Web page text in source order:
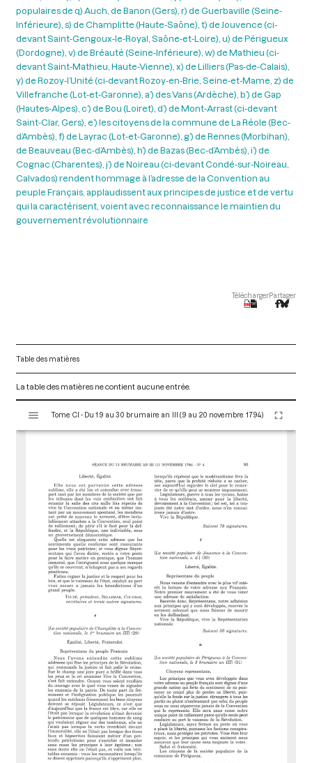
populaires de q) Auch, de Banon (Gers), r) de Guerbaville (Seine-
Inférieure), s) de Champlitte (Haute-Saône), t) de Jouvence (ci-
devant Saint-Gengoux-le-Royal, Saône-et-Loire), u) de Périgueux
(Dordogne), v) de Bréauté (Seine-Inférieure), w) de Mathieu (ci-
devant Saint-Mathieu, Haute-Vienne), x) de Lilliers (Pas-de-Calais),
y) de Rozoy-l’Unité (ci-devant Rozoy-en-Brie, Seine-et-Mame, z) de
Villefranche (Lot-et-Garonne), a’) des Vans (Ardèche), b’) de Gap
(Hautes-Alpes), c’) de Bou (Loiret), d’) de Mont-Arrast (ci-devant
Saint-Clar, Gers), e’) les citoyens de la commune de La Réole (Bec-
d’Ambès), f) de Layrac (Lot-et-Garonne), g’) de Rennes (Morbihan),
de Beauveau (Bec-d’Ambès), h’) de Bazas (Bec-d’Ambès), i’) de
Cognac (Charentes), j’) de Noireau (ci-devant Condé-sur-Noireau,
Calvados) rendent hommage à l’adresse de la Convention au
peuple Français, applaudissent aux principes de justice et de vertu
qui la caractérisent, voient avec reconnaissance le maintien du
gouvernement révolutionnaire
TéléchargerPartager
Table des matières
La table des matières ne contient aucune entrée.
s
Tome CI - Du 19 au 30 brumaire an III (9 au 20 novembre 1794)